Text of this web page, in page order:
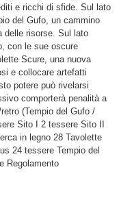
e ricchi di sfide. Sul lato
del Gufo, un cammino
delle risorse. Sul lato
con le sue oscure
Scure, una nuova
e collocare artefatti
potere può rivelarsi
comporterà penalità a
(Tempio del Gufo /
Sito I 2 tessere Sito II
in legno 28 Tavolette
24 tessere Tempio del
Regolamento